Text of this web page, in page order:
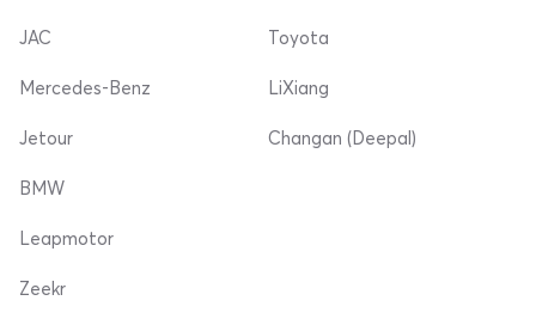
JAC
Mercedes-Benz
Jetour
Toyota
LiXiang
Changan (Deepal)
BMW
Leapmotor
Zeekr